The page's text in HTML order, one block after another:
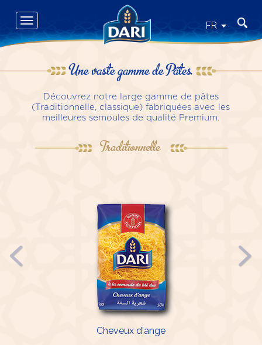
main
content
FR
Toggle
navigation
Une vaste gamme de Pâtes
Découvrez notre large gamme de pâtes
(Traditionnelle, classique) fabriquées avec les
meilleures semoules de qualité Premium.
Traditionnelle
Cheveux d'ange